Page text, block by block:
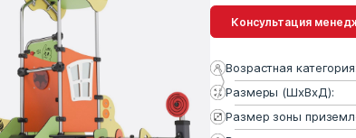
Консультация
Возрастная
Размеры (ШхВхД):
Размер зоны